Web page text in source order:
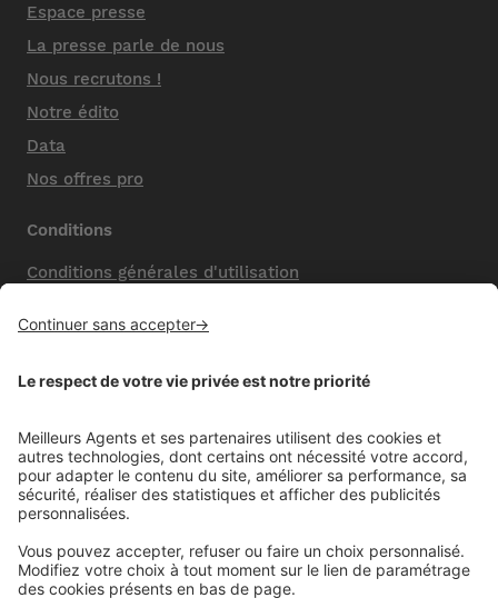
Espace presse
La presse parle de nous
Nous recrutons !
Notre édito
Data
Nos offres pro
Conditions
Conditions générales d'utilisation
Nos honoraires de vente
Politique de confidentialité
Mentions comparateur
Aide
Contactez-nous